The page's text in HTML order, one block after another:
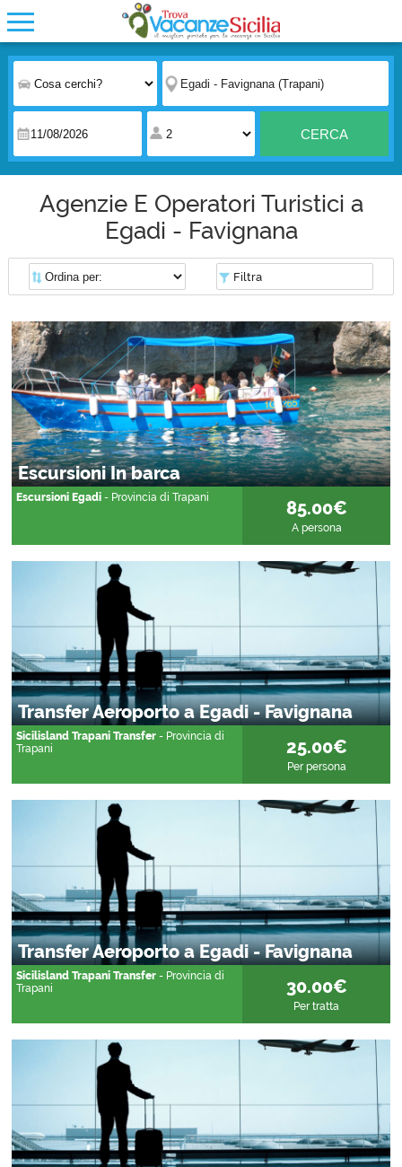
CERCA
Agenzie E Operatori Turistici a
Egadi - Favignana
Filtra
Escursioni In barca
Escursioni Egadi - Provincia di Trapani 85.00€
A persona
Transfer Aeroporto a Egadi - Favignana
Sicilisland Trapani Transfer - Provincia di
Trapani
25.00€
Per persona
Transfer Aeroporto a Egadi - Favignana
Sicilisland Trapani Transfer - Provincia di
Trapani
30.00€
Per tratta